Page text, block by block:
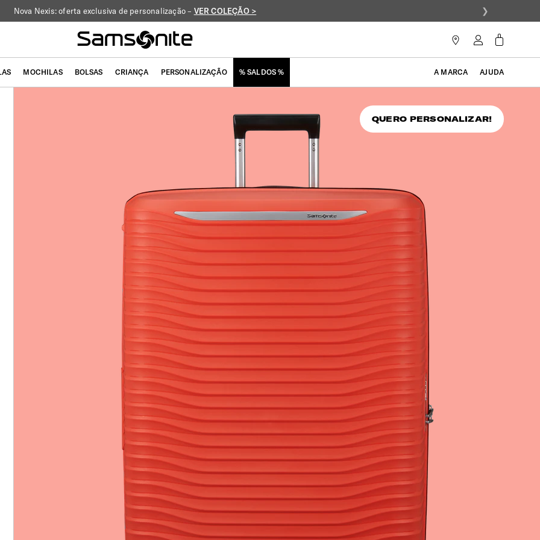
Nova Nexis: oferta exclusiva de personalização – VER COLEÇÃO > ❯
MOCHILAS BOLSAS CRIANÇA PERSONALIZAÇÃO % SALDOS % A MARCA AJUDA
QUERO PERSONALIZAR!